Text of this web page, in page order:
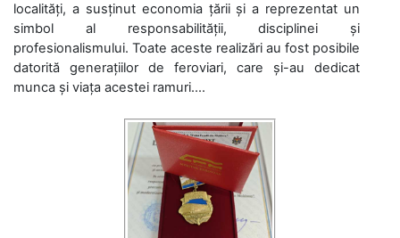
localități, a susținut economia țării și a reprezentat un
simbol al responsabilității, disciplinei și
profesionalismului. Toate aceste realizări au fost posibile
datorită generațiilor de feroviari, care și-au dedicat
munca și viața acestei ramuri....